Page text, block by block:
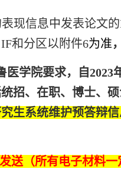
现信息中发表论文的
和分区以附件6为准，
学院要求，自2023
招、在职、博士、
生系统维护预答辩
送（所有电子材料一